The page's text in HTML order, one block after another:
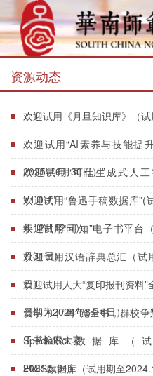
资源动态
欢迎试用《月旦知识库》（
欢迎试用“AI素养与技能提
2025年6月30日）”
欢迎试用“可信生成式人
V1.0.1”
欢迎试用“鲁迅手稿数据库”(
年12月12日）
欢迎试用“可知”电子书平台
月31日）
欢迎试用汉语辞典总汇（试
日）
欢迎试用人大“复印报刊资料
日期为2024年8月6日）
爱学术 | “粤”览全书，群校
子书检索大赛
SpecialSci数据库（
2024.5.31）
EMIS数据库（试用期至